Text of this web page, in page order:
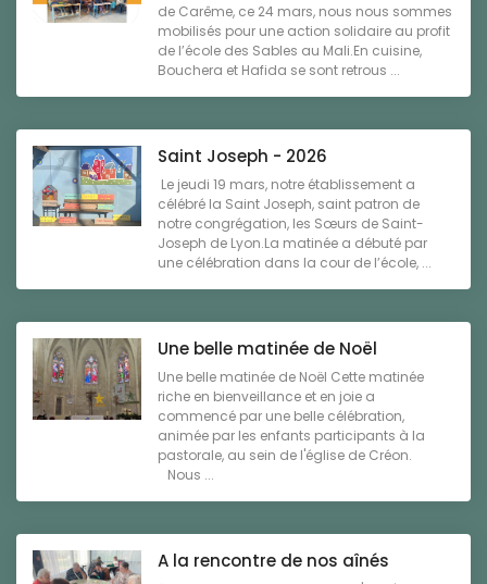
de Carême, ce 24 mars, nous nous sommes
mobilisés pour une action solidaire au profit
de l’école des Sables au Mali.En cuisine,
Bouchera et Hafida se sont retrous ...
Saint Joseph - 2026
Le jeudi 19 mars, notre établissement a
célébré la Saint Joseph, saint patron de
notre congrégation, les Sœurs de Saint-
Joseph de Lyon.La matinée a débuté par
une célébration dans la cour de l’école, ...
Une belle matinée de Noël
Une belle matinée de Noël Cette matinée
riche en bienveillance et en joie a
commencé par une belle célébration,
animée par les enfants participants à la
pastorale, au sein de l'église de Créon.
Nous ...
A la rencontre de nos aînés